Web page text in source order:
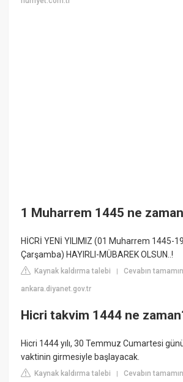
1 Muharrem 1445 ne
HİCRİ YENİ YILIMIZ (01 Muharrem 1445-
Çarşamba) HAYIRLI-MÜBAREK OLSUN..!
Kaynak kaldırma talebi |Cevabın
ankara.diyanet.gov.tr
Hicri takvim 1444 ne
Hicri 1444 yılı, 30 Temmuz Cumartesi
vaktinin girmesiyle başlayacak.
Kaynak kaldırma talebi |Cevabın